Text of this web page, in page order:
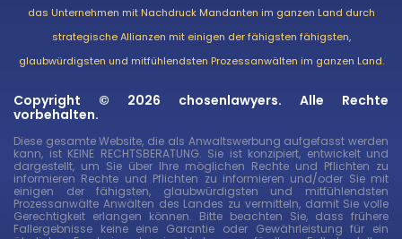
das Unternehmen mit Nachdruck Mandanten im ganzen Land durch
strategische Allianzen mit einigen der fähigsten fähigsten,
glaubwürdigsten und mitfühlendsten Prozessanwälten im ganzen Land.
Copyright © 2026 chosenlawyers. Alle Rechte
vorbehalten.
Diese gesamte Website, die als Anwaltswerbung aufgefasst werden
kann, ist KEINE RECHTSBERATUNG. Sie ist konzipiert, entwickelt und
dargestellt, um Sie über Ihre möglichen Rechte und Pflichten zu
informieren Rechte und Pflichten zu informieren und/oder Sie mit
einigen der fähigsten, glaubwürdigsten und mitfühlendsten
Prozessanwälte Anwälten des Landes zu vermitteln, damit Sie volle
Gerechtigkeit erlangen können. Bitte beachten Sie, dass frühere
Fallergebnisse keine eine Garantie oder Gewährleistung für ein